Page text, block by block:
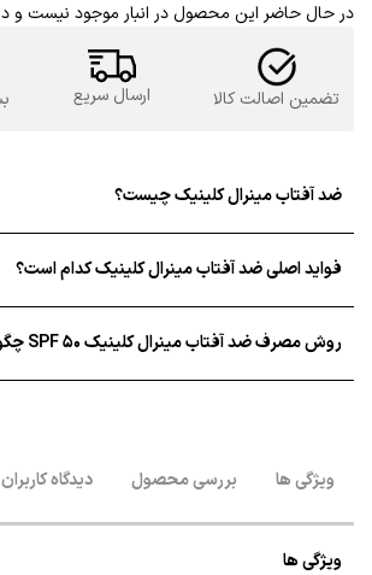
در حال حاضر این محصول در انبار موجود نیست و
تضمین اصالت کالا ارسال سریع
ضد آفتاب مینرال کلینیک چیست؟
فواید اصلی ضد آفتاب مینرال کلینیک کدام است؟
روش مصرف ضد آفتاب مینرال کلینیک SPF 50 چگونه است؟‌
ویژگی ها بررسی محصول دیدگاه کاربران
ویژگی ها